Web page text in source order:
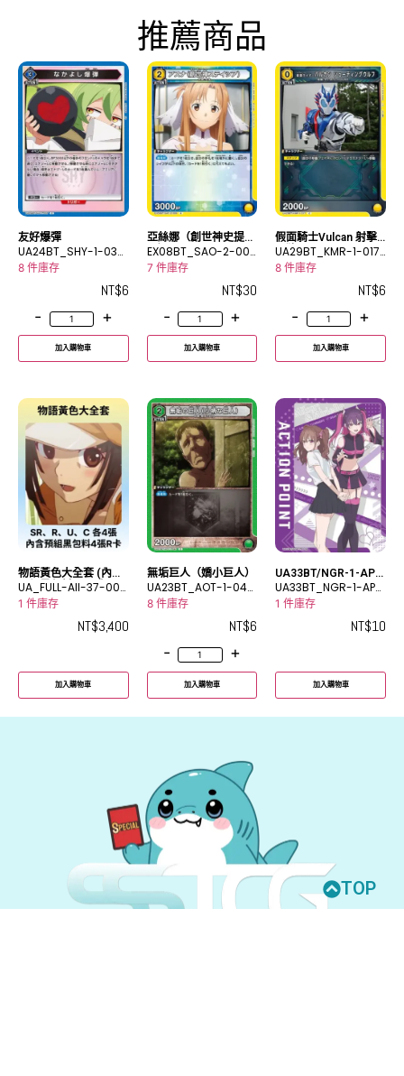
推薦商品
友好爆彈
UA24BT_SHY-1-037
C
8 件庫存
NT$6
-
+
加入購物車
亞絲娜（創世神史提西
亞）
EX08BT_SAO-2-009
R
7 件庫存
NT$30
-
+
加入購物車
假面騎士Vulcan 射擊
野狼
UA29BT_KMR-1-017
C
8 件庫存
NT$6
-
+
加入購物車
物語黃色大全套 (內含
預組黑包料4張R卡)
UA_FULL-All-37-000
2-1
1 件庫存
NT$3,400
加入購物車
無垢巨人（嬌小巨人）
UA23BT_AOT-1-040
C
8 件庫存
NT$6
-
+
加入購物車
UA33BT/NGR-1-AP0
8
UA33BT_NGR-1-AP0
81 件庫存
NT$10
加入購物車
TOP